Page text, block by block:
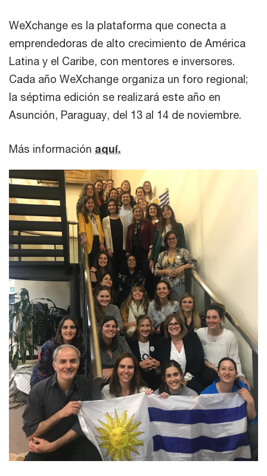
WeXchange es la plataforma que conecta a
emprendedoras de alto crecimiento de América
Latina y el Caribe, con mentores e inversores.
Cada año WeXchange organiza un foro regional;
la séptima edición se realizará este año en
Asunción, Paraguay, del 13 al 14 de noviembre.
Más información aquí.